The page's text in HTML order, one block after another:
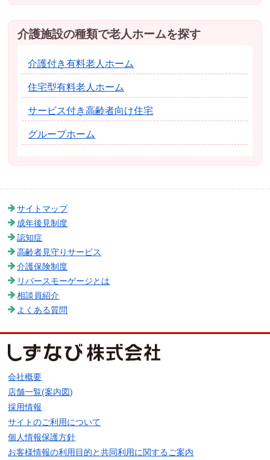
介護施設の種類で老人ホームを探す
介護付き有料老人ホーム
住宅型有料老人ホーム
サービス付き高齢者向け住宅
グループホーム
サイトマップ
成年後見制度
認知症
高齢者見守りサービス
介護保険制度
リバースモーゲージとは
相談員紹介
よくある質問
会社概要
店舗一覧(案内図)
採用情報
サイトのご利用について
個人情報保護方針
お客様情報の利用目的と共同利用に関するご案内